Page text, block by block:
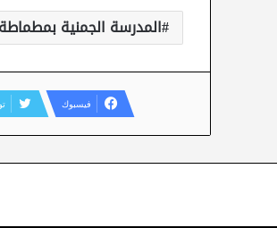
المدرسة الجمنية بمطماطة
فيسبوك